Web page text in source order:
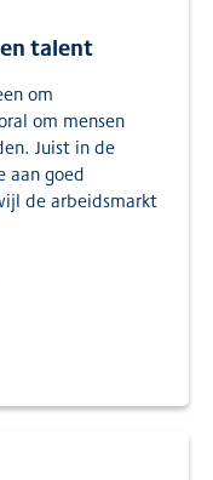
talent
om
om mensen
Juist in de
aan goed
de arbeidsmarkt